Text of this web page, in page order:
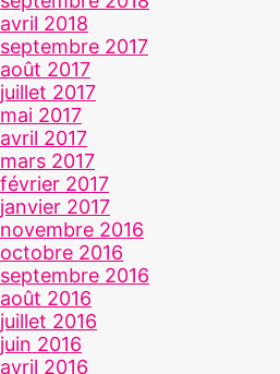
avril 2018
septembre 2017
août 2017
juillet 2017
mai 2017
avril 2017
mars 2017
février 2017
janvier 2017
novembre 2016
octobre 2016
septembre 2016
août 2016
juillet 2016
juin 2016
avril 2016